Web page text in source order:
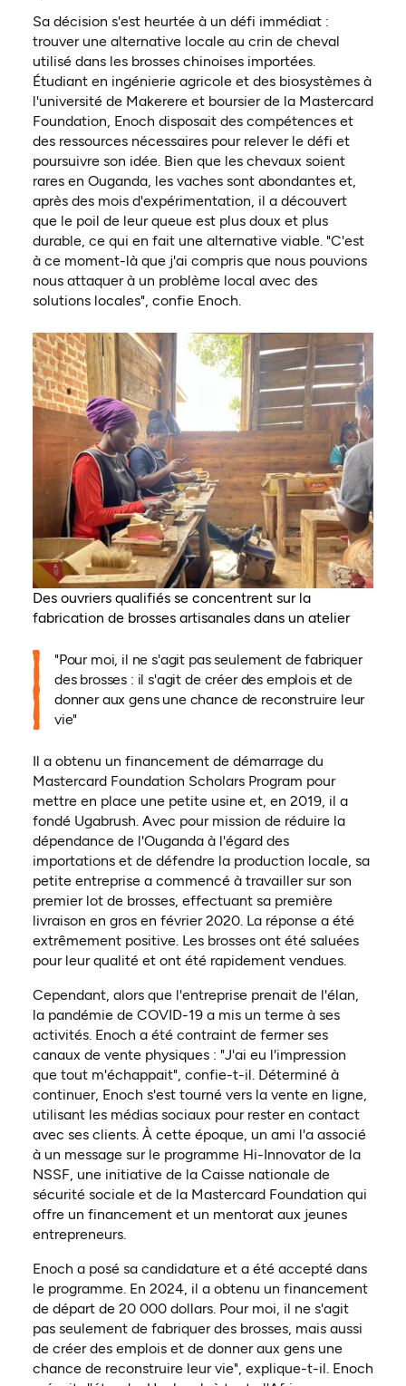
Sa décision s'est heurtée à un défi immédiat :
trouver une alternative locale au crin de cheval
utilisé dans les brosses chinoises importées.
Étudiant en ingénierie agricole et des biosystèmes à
l'université de Makerere et boursier de la Mastercard
Foundation, Enoch disposait des compétences et
des ressources nécessaires pour relever le défi et
poursuivre son idée. Bien que les chevaux soient
rares en Ouganda, les vaches sont abondantes et,
après des mois d'expérimentation, il a découvert
que le poil de leur queue est plus doux et plus
durable, ce qui en fait une alternative viable. "C'est
à ce moment-là que j'ai compris que nous pouvions
nous attaquer à un problème local avec des
solutions locales", confie Enoch.
Des ouvriers qualifiés se concentrent sur la
fabrication de brosses artisanales dans un atelier
"Pour moi, il ne s'agit pas seulement de fabriquer
des brosses : il s'agit de créer des emplois et de
donner aux gens une chance de reconstruire leur
vie"
Il a obtenu un financement de démarrage du
Mastercard Foundation Scholars Program pour
mettre en place une petite usine et, en 2019, il a
fondé Ugabrush. Avec pour mission de réduire la
dépendance de l'Ouganda à l'égard des
importations et de défendre la production locale, sa
petite entreprise a commencé à travailler sur son
premier lot de brosses, effectuant sa première
livraison en gros en février 2020. La réponse a été
extrêmement positive. Les brosses ont été saluées
pour leur qualité et ont été rapidement vendues.
Cependant, alors que l'entreprise prenait de l'élan,
la pandémie de COVID-19 a mis un terme à ses
activités. Enoch a été contraint de fermer ses
canaux de vente physiques : "J'ai eu l'impression
que tout m'échappait", confie-t-il. Déterminé à
continuer, Enoch s'est tourné vers la vente en ligne,
utilisant les médias sociaux pour rester en contact
avec ses clients. À cette époque, un ami l'a associé
à un message sur le programme Hi-Innovator de la
NSSF, une initiative de la Caisse nationale de
sécurité sociale et de la Mastercard Foundation qui
offre un financement et un mentorat aux jeunes
entrepreneurs.
Enoch a posé sa candidature et a été accepté dans
le programme. En 2024, il a obtenu un financement
de départ de 20 000 dollars. Pour moi, il ne s'agit
pas seulement de fabriquer des brosses, mais aussi
de créer des emplois et de donner aux gens une
chance de reconstruire leur vie", explique-t-il. Enoch